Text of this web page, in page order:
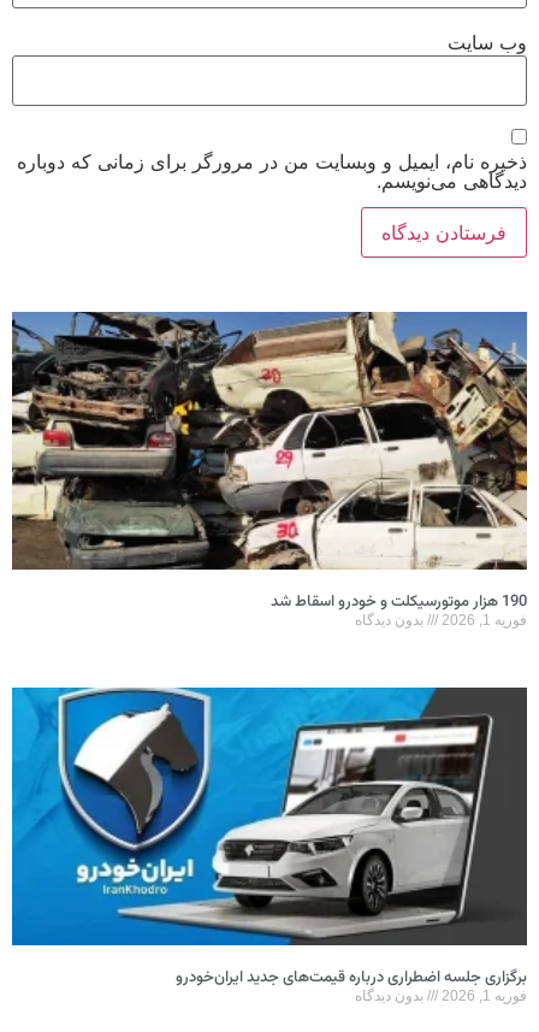
وب‌ سایت
ذخیره نام، ایمیل و وبسایت من در مرورگر برای زمانی که دوباره
دیدگاهی می‌نویسم.
190 هزار موتورسیکلت و خودرو اسقاط شد
فوریه 1, 2026 بدون دیدگاه
برگزاری جلسه اضطراری درباره قیمت‌های جدید ایران‌خودرو
فوریه 1, 2026 بدون دیدگاه